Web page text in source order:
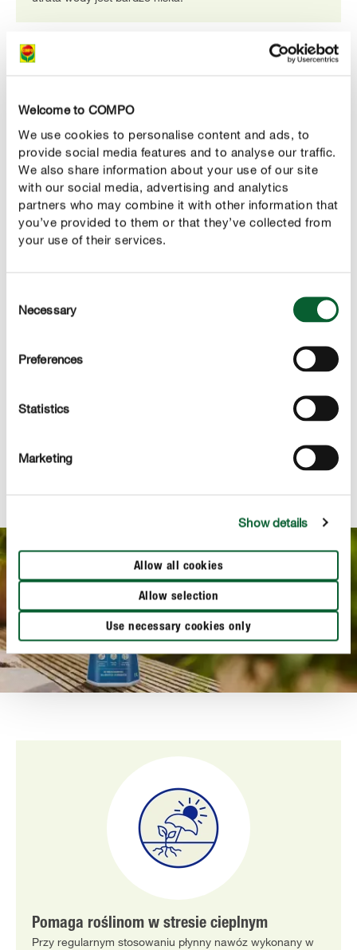
Welcome to COMPO
We use cookies to personalise content and ads, to
provide social media features and to analyse our traffic.
We also share information about your use of our site
with our social media, advertising and analytics
partners who may combine it with other information that
you’ve provided to them or that they’ve collected from
your use of their services.
Selection
Necessary
Preferences
Statistics
Marketing
Show details
Allow all cookies
Allow selection
Use necessary cookies only
Zrównoważone opakowania
Worek foliowy uniwersalnej ziemi COMPO BIO AQUA
OPTYMALNE NAWOŻENIE W TRAKCIE SUSZY
Pomaga roślinom w stresie cieplnym
Przy regularnym stosowaniu płynny nawóz wykonany w